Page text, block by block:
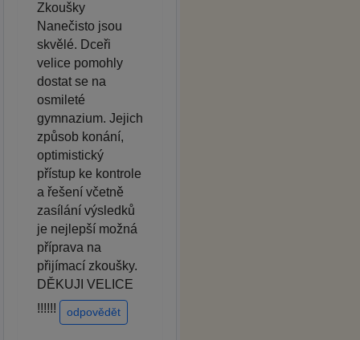
Zkoušky
Nanečisto jsou
skvělé. Dceři
velice pomohly
dostat se na
osmileté
gymnazium. Jejich
způsob konání,
optimistický
přístup ke kontrole
a řešení včetně
zasílání výsledků
je nejlepší možná
příprava na
přijímací zkoušky.
DĚKUJI VELICE
!!!!!!
odpovědět